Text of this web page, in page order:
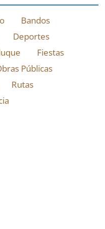
Bandos
Deportes
Fiestas
Públicas
Rutas